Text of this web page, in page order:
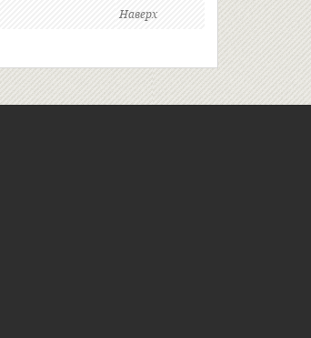
Наверх